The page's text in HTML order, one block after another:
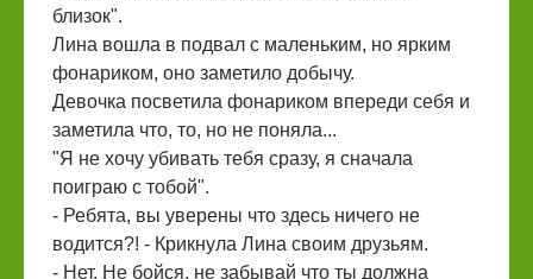
близок".
Лина вошла в подвал с маленьким, но ярким
фонариком, оно заметило добычу.
Девочка посветила фонариком впереди себя и
заметила что, то, но не поняла...
"Я не хочу убивать тебя сразу, я сначала
поиграю с тобой".
- Ребята, вы уверены что здесь ничего не
водится?! - Крикнула Лина своим друзьям.
- Нет. Не бойся, не забывай что ты должна